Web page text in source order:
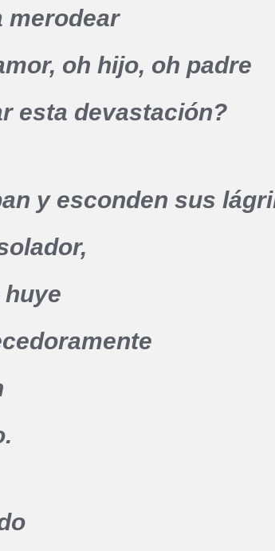
merodear
oh hijo, oh padre
esta devastación?
y esconden sus